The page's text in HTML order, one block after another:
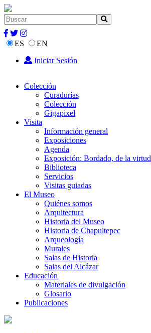
ES
EN
Iniciar Sesión
Colección
Curadurías
Colección
Gigapixel
Visita
Información general
Exposiciones
Agenda
Exposición: Bordado, de la virtud
Biblioteca
Servicios
Visitas guiadas
El Museo
Quiénes somos
Arquitectura
Historia del Museo
Historia de Chapultepec
Arqueología
Murales
Salas de Historia
Salas del Alcázar
Educación
Materiales de divulgación
Glosario
Publicaciones